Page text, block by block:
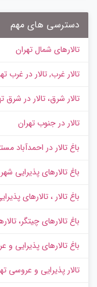
دسترسی های مهم
تالارهای شمال تهران
تالار غرب, تالار در غرب
تالار شرق، تالار در شرق
تالار در جنوب تهران
باغ تالار در احمدآباد
باغ تالارهای پذیرایی
باغ تالار ، تالارهای
باغ تالارهای چیتگر،
باغ تالارهای
تالار پذیرایی و عروسی